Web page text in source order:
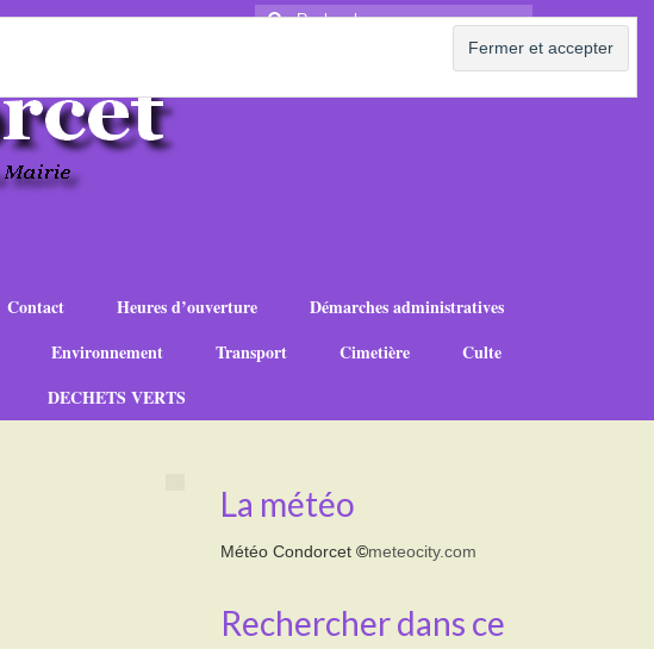
Rechercher
Contact Heures d’ouverture
Démarches administratives
Environnement Transport Cimetière
Culte
DECHETS VERTS
La météo
Météo Condorcet©meteocity.com
Rechercher dans ce